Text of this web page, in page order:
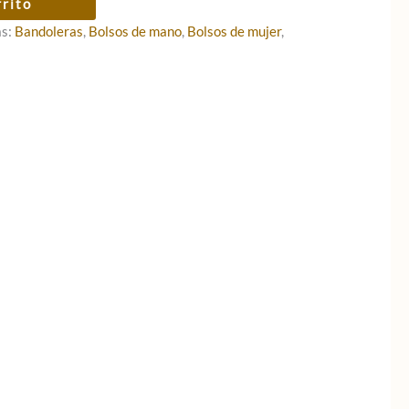
Bandoleras, Bolsos de mano, Bolsos de mujer,